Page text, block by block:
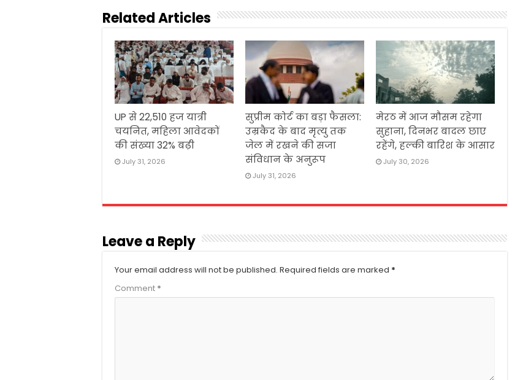
Related Articles
UP से 22,510 हज यात्री
चयनित, महिला आवेदकों
की संख्या 32% बढ़ी
July 31, 2026
सुप्रीम कोर्ट का बड़ा फैसला:
उम्रकैद के बाद मृत्यु तक
जेल में रखने की सजा
संविधान के अनुरूप
July 31, 2026
मेरठ में आज मौसम रहेगा
सुहाना, दिनभर बादल छाए
रहेंगे, हल्की बारिश के आसार
July 30, 2026
Leave a Reply
Your email address will not be published. Required fields are marked *
Comment *